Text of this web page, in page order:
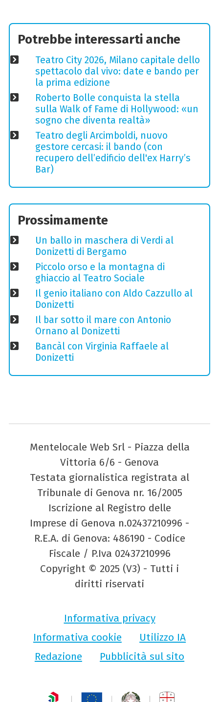
Potrebbe interessarti anche
Teatro City 2026, Milano capitale dello
spettacolo dal vivo: date e bando per
la prima edizione
Roberto Bolle conquista la stella
sulla Walk of Fame di Hollywood: «un
sogno che diventa realtà»
Teatro degli Arcimboldi, nuovo
gestore cercasi: il bando (con
recupero dell’edificio dell'ex Harry’s
Bar)
Prossimamente
Un ballo in maschera di Verdi al
Donizetti di Bergamo
Piccolo orso e la montagna di
ghiaccio al Teatro Sociale
Il genio italiano con Aldo Cazzullo al
Donizetti
Il bar sotto il mare con Antonio
Ornano al Donizetti
Bancàl con Virginia Raffaele al
Donizetti
Mentelocale Web Srl - Piazza della
Vittoria 6/6 - Genova
Testata giornalistica registrata al
Tribunale di Genova nr. 16/2005
Iscrizione al Registro delle
Imprese di Genova n.02437210996 -
R.E.A. di Genova: 486190 - Codice
Fiscale / P.Iva 02437210996
Copyright © 2025 (V3) - Tutti i
diritti riservati
Informativa privacy
Informativa cookie
Utilizzo IA
Redazione
Pubblicità sul sito